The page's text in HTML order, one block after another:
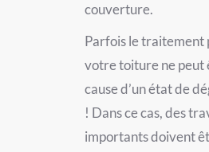
couverture.
Parfois le
votre toiture ne peut
cause d’un état de
! Dans ce cas, des
importants doivent